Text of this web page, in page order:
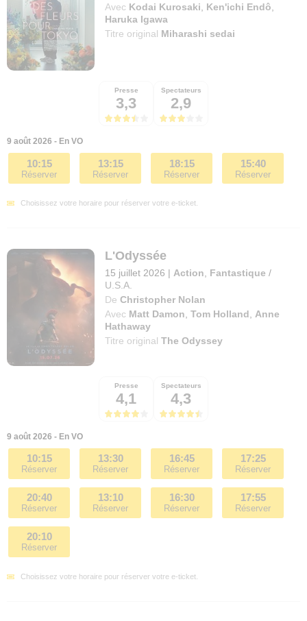
Avec Kodai Kurosaki Ken'ichi Endô
Haruka Igawa
Titre original Miharashi sedai
Presse
3,3
Spectateurs
2,9
9 août 2026 - En VO
10:15
Réserver
13:15
Réserver
18:15
Réserver
15:40
Réserver
Choisissez votre horaire pour réserver votre e-ticket.
L'Odyssée
15 juillet 2026 | Action Fantastique /
U.S.A.
De Christopher Nolan
Avec Matt Damon ,Tom Holland
Anne
Hathaway
Titre originalThe Odyssey
Presse
4,1
Spectateurs
4,3
9 août 2026 - En VO
10:15
Réserver
13:30
Réserver
16:45
Réserver
17:25
Réserver
20:40
Réserver
13:10
Réserver
16:30
Réserver
17:55
Réserver
20:10
Réserver
Choisissez votre horaire pour réserver votre e-ticket.